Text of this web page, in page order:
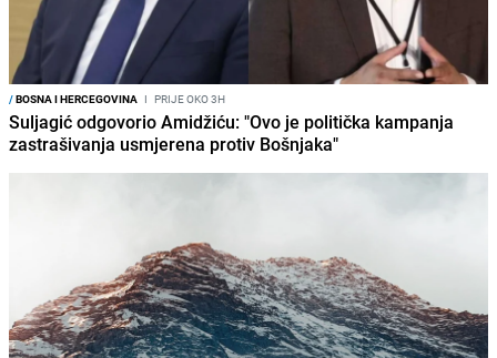
/BOSNA I HERCEGOVINA I PRIJE OKO 3H
Suljagić odgovorio Amidžiću: "Ovo je politička kampanja
zastrašivanja usmjerena protiv Bošnjaka"